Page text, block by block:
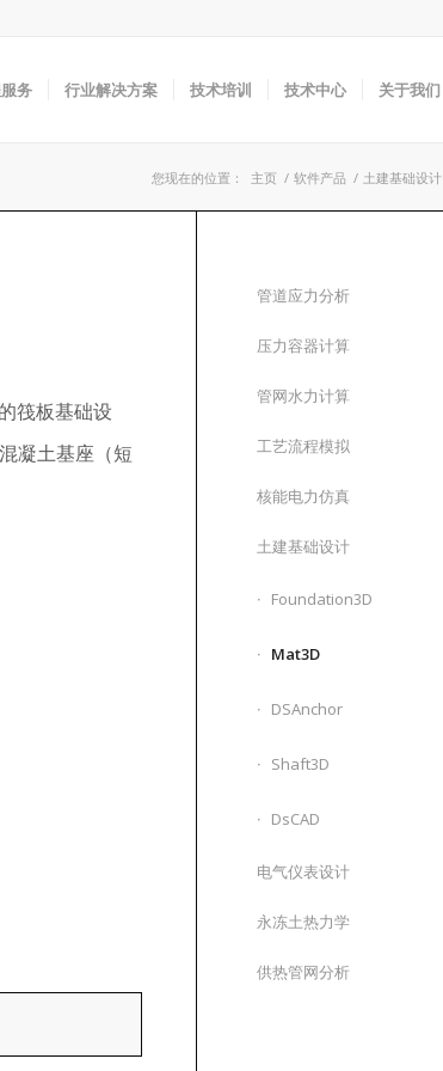
务 行业解决方案 技术培训 技术中心 关于我们
您现在的位置： 主页 / 软件产品 / 土建基础设计
筏板基础设
凝土基座（短
管道应力分析
压力容器计算
管网水力计算
工艺流程模拟
核能电力仿真
土建基础设计
Foundation3D
Mat3D
DSAnchor
Shaft3D
DsCAD
电气仪表设计
永冻土热力学
供热管网分析